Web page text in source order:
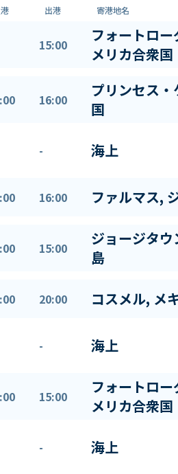
出港 寄港地名
15:00
フォートロ
メリカ合衆国
16:00
プリンセス
国
- 海上
16:00 ファルマス,
15:00
ジョージタ
島
20:00 コスメル, メ
- 海上
15:00
フォートロ
メリカ合衆国
- 海上